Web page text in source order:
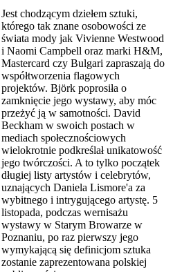
Jest chodzącym dziełem sztuki,
którego tak znane osobowości ze
świata mody jak Vivienne Westwood
i Naomi Campbell oraz marki H&M,
Mastercard czy Bulgari zapraszają do
współtworzenia flagowych
projektów. Björk poprosiła o
zamknięcie jego wystawy, aby móc
przeżyć ją w samotności. David
Beckham w swoich postach w
mediach społecznościowych
wielokrotnie podkreślał unikatowość
jego twórczości. A to tylko początek
długiej listy artystów i celebrytów,
uznających Daniela Lismore'a za
wybitnego i intrygującego artystę. 5
listopada, podczas wernisażu
wystawy w Starym Browarze w
Poznaniu, po raz pierwszy jego
wymykającą się definicjom sztuka
zostanie zaprezentowana polskiej